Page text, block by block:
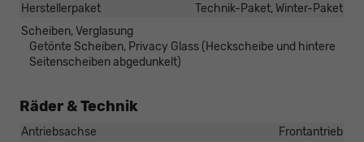
Herstellerpaket
Technik-Paket, Winter-Paket
Scheiben, Verglasung
Getönte Scheiben, Privacy Glass (Heckscheibe und hintere
Seitenscheiben abgedunkelt)
Räder & Technik
Antriebsachse
Frontantrieb